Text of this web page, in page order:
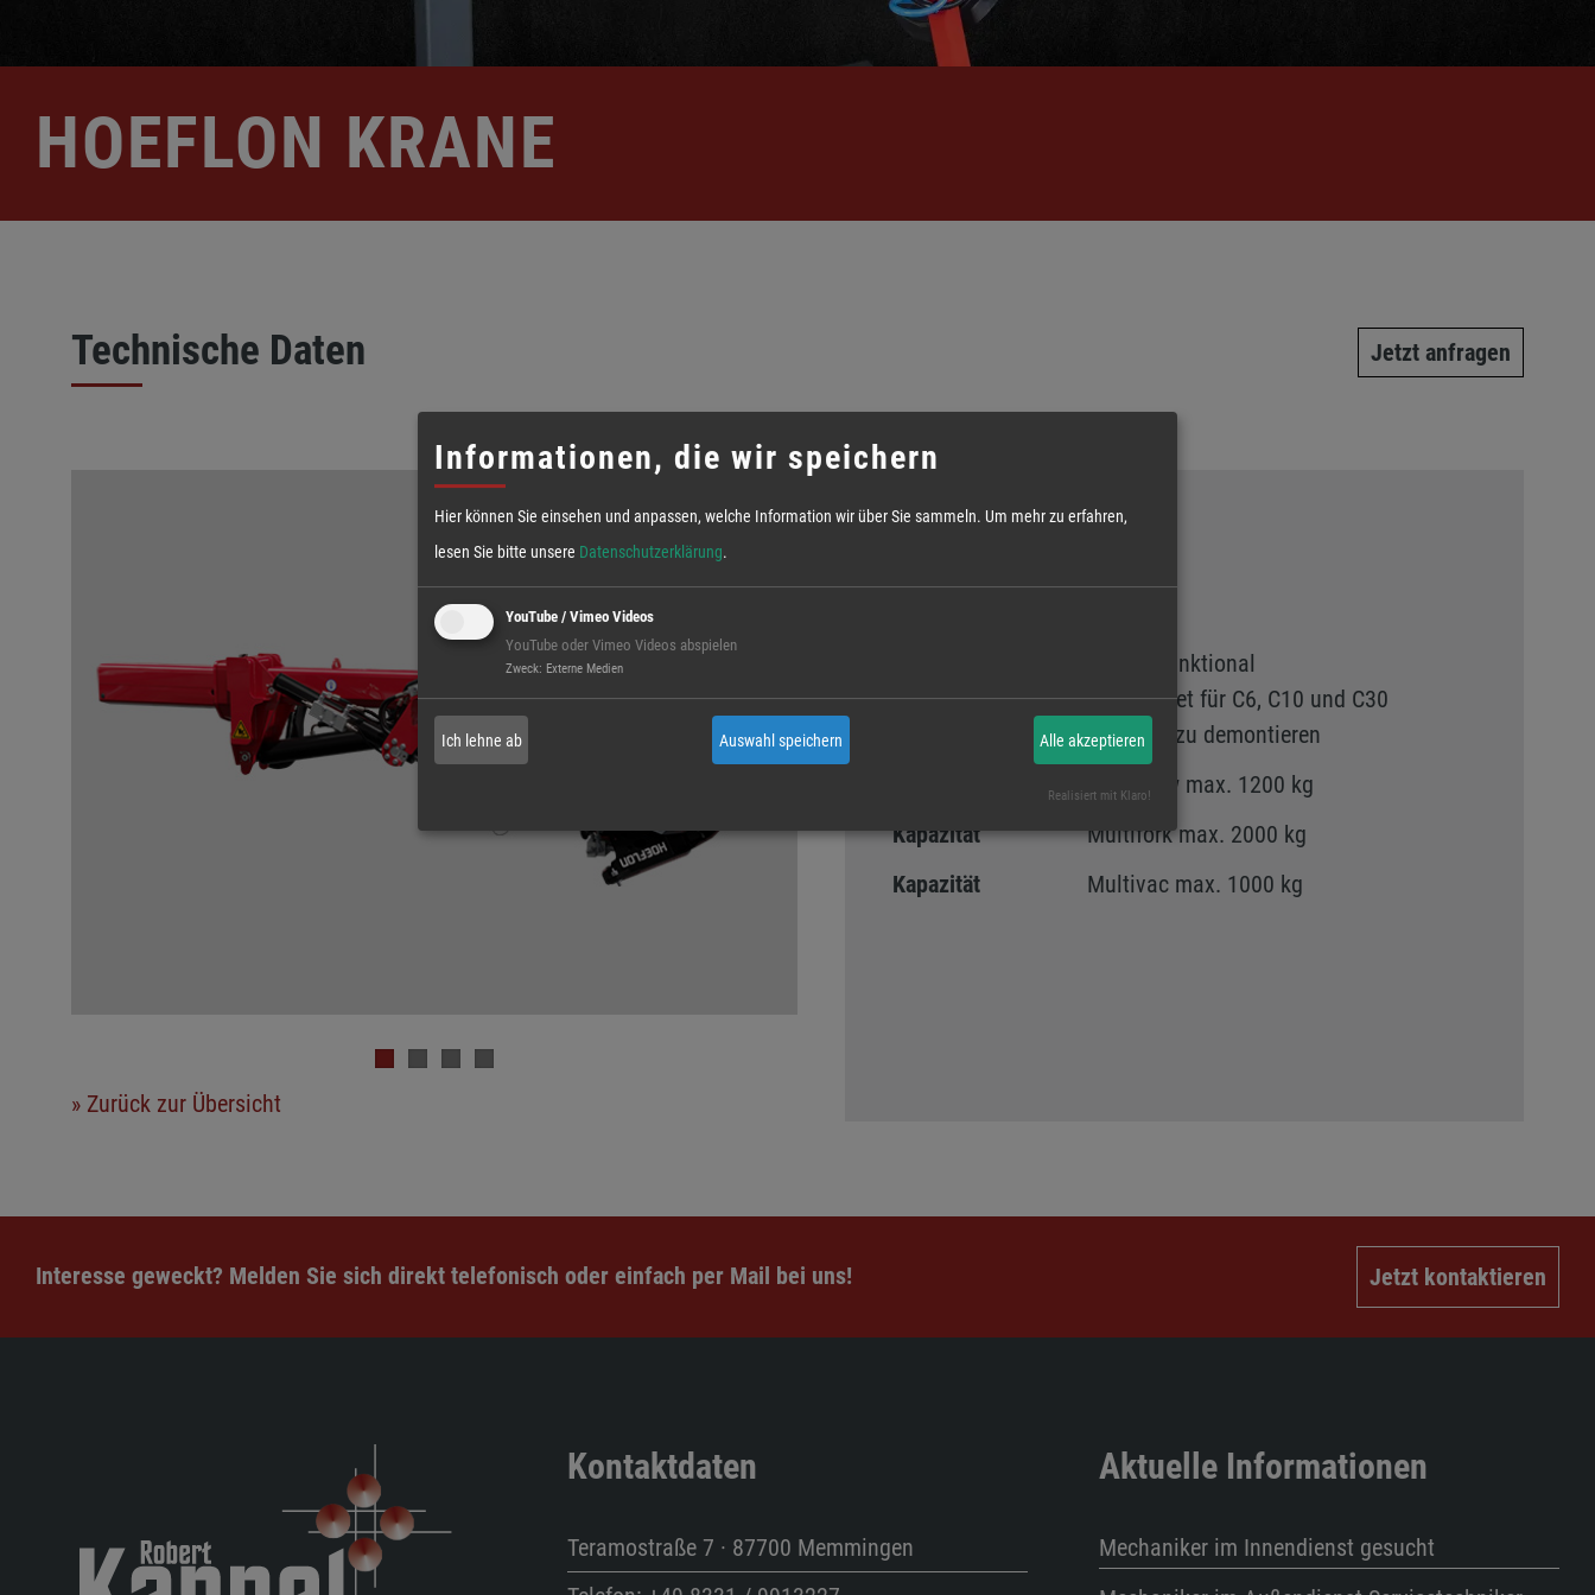
HOEFLON KRANE
Technische Daten Jetzt anfragen
» Zurück zur Übersicht
Multifunktional
Geeignet für C6, C10 und C30
Leicht zu demontieren
Multiclaw max. 1200 kg
Kapazität
Multifork max. 2000 kg
Kapazität
Multivac max. 1000 kg
Interesse geweckt? Melden Sie sich direkt telefonisch oder einfach per Mail bei uns! Jetzt kontaktieren
Kontaktdaten
Teramostraße 7 · 87700 Memmingen
Aktuelle Informationen
Mechaniker im Innendienst gesucht
Informationen, die wir speichern
Hier können Sie einsehen und anpassen, welche Information wir über Sie sammeln. Um mehr zu erfahren,
lesen Sie bitte unsere Datenschutzerklärung.
YouTube / Vimeo Videos
YouTube oder Vimeo Videos abspielen
Zweck: Externe Medien
Ich lehne ab Auswahl speichern Alle akzeptieren
Realisiert mit Klaro!